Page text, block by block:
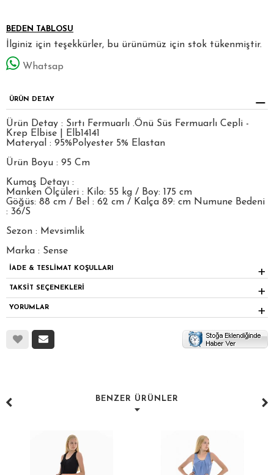
BEDEN TABLOSU
İlginiz için teşekkürler, bu ürünümüz için stok tükenmiştir.
Whatsap
ÜRÜN DETAY
Ürün Detay : Sırtı Fermuarlı .Önü Süs Fermuarlı Cepli -
Krep Elbise | Elb14141
Materyal : 95%Polyester 5% Elastan
Ürün Boyu : 95 Cm
Kumaş Detayı :
Manken Ölçüleri : Kilo: 55 kg / Boy: 175 cm
Göğüs: 88 cm / Bel : 62 cm / Kalça 89: cm Numune Bedeni
: 36/S
Sezon : Mevsimlik
Marka : Sense
İADE & TESLİMAT KOŞULLARI
TAKSİT SEÇENEKLERİ
YORUMLAR
BENZER ÜRÜNLER